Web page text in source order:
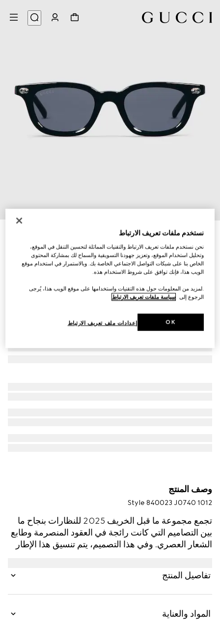
نظارات شمسية بإطار بيضوي
AED 1,350
تنويعاتأسود
وصف المنتج
Style ‎840023 J0740 1012
تجمع مجموعة ما قبل الخريف 2025 للنظارات بنجاح ما
بين التصاميم التي كانت رائجة في العقود المنصرمة وطابع
الشعار العصري. وفي هذا التصميم، يتم تنسيق هذا الإطار
تفاصيل المنتج
المواد والعناية
نستخدم ملفات تعريف الارتباط
نحن نستخدم ملفات تعريف الارتباط والتقنيات المماثلة لتحسين التنقل في الموقع،
وتحليل استخدام الموقع، وتعزيز جهودنا التسويقية والسماح لك بمشاركة المحتوى
الخاص بنا على شبكات التواصل الاجتماعي الخاصة بك. وبالاستمرار في استخدام موقع
الويب هذا، فإنك توافق على شروط الاستخدام هذه.
.لمزيد من المعلومات حول هذه التقنيات واستخدامها على موقع الويب هذا، يُرجى
الرجوع إلى سياسة ملفات تعريف الارتباط
إعدادات ملف تعريف الارتباط OK